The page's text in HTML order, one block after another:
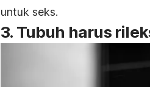
untuk seks.
3. Tubuh harus